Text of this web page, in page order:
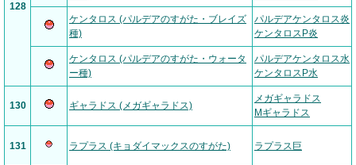
128
ケンタロス (パルデアのすがた・ブレイズ
種)
パルデアケンタロス炎
ケンタロスP炎
ケンタロス (パルデアのすがた・ウォータ
ー種)
パルデアケンタロス水
ケンタロスP水
130 ギャラドス (メガギャラドス)
メガギャラドス
Mギャラドス
131 ラプラス (キョダイマックスのすがた) ラプラス巨